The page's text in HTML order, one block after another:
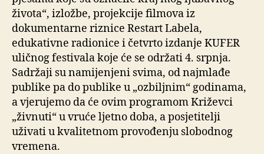
života“, izložbe, projekcije filmova iz
dokumentarne riznice Restart Labela,
edukativne radionice i četvrto izdanje KUFER
uličnog festivala koje će se održati 4. srpnja.
Sadržaji su namijenjeni svima, od najmlađe
publike pa do publike u „ozbiljnim“ godinama,
a vjerujemo da će ovim programom Križevci
„živnuti“ u vruće ljetno doba, a posjetitelji
uživati u kvalitetnom provođenju slobodnog
vremena.